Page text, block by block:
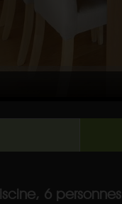
6 personnes